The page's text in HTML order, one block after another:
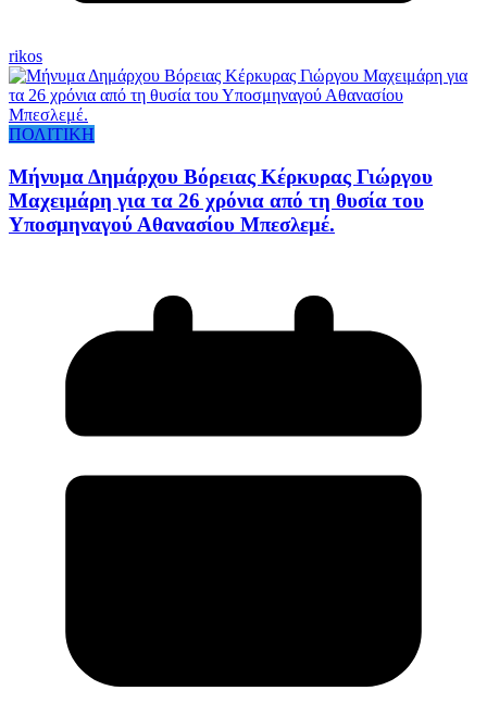
rikos
ΠΟΛΙΤΙΚΗ
Μήνυμα Δημάρχου Βόρειας Κέρκυρας Γιώργου
Μαχειμάρη για τα 26 χρόνια από τη θυσία του
Υποσμηναγού Αθανασίου Μπεσλεμέ.